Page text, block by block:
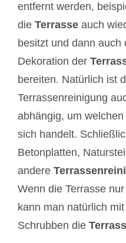
entfernt werden,
die Terrasse auch
besitzt und dann auch
Dekoration der
bereiten. Natürlich ist
Terrassenreinigung
abhängig, um
sich handelt.
Betonplatten,
andere
Wenn die Terrasse
kann man natürlich
Schrubben die